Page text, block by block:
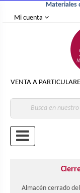
Mi cuenta
Materiales
VENTA A
Almacén cerrado del